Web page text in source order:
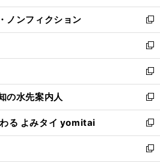
開
く
ウ
で
開
く
ン
ド
ウ
で
開
く
ウ
ィ
ン
ド
ウ
で
開
く
ノンフィクション
新
し
い
ウ
ィ
ン
ド
ウ
で
開
く
新
し
い
ウ
ィ
ン
ド
ウ
で
新
し
い
ウ
ィ
ン
ド
の水先案内人
新
し
い
ウ
ィ
る よみタイ yomitai
新
し
い
新